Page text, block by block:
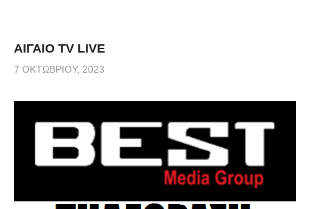
ΑΙΓΑΙΟ TV LIVE
7 ΟΚΤΩΒΡΊΟΥ, 2023